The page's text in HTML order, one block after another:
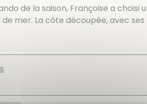
de la saison, Françoise a
mer. La côte découpée, avec